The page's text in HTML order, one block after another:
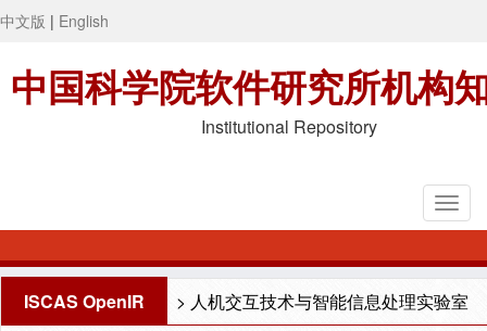
中文版 | English
中国科学院软件研究所机构
Institutional Repository
ISCAS OpenIR > 人机交互技术与智能信息处理实验室